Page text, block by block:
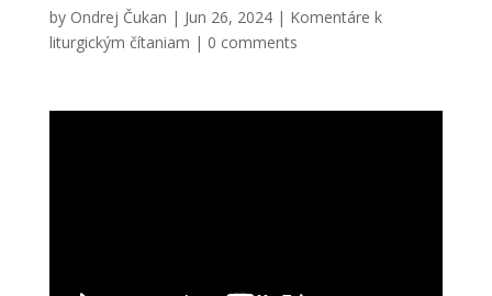
by Ondrej Čukan | Jun 26, 2024| Komentáre k
liturgickým čítaniam | 0 comments